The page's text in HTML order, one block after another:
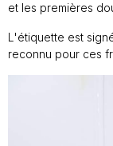
et les premières
L'étiquette est
reconnu pour ces